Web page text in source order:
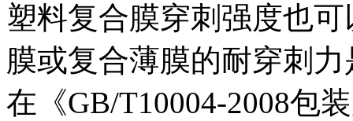
塑料复合膜穿刺强度也
膜或复合薄膜的耐穿刺
在《GB/T10004-2008包